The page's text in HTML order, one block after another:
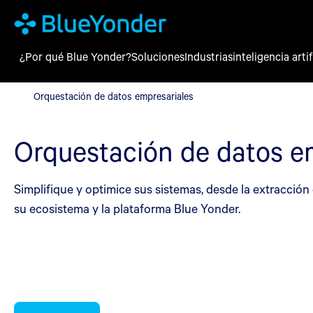
Orquestación de datos empresariales
¿Por qué Blue Yonder?SolucionesIndustriasinteligencia
Orquestación de datos empresariales
Orquestación de datos
Simplifique y optimice sus sistemas, desde la
su ecosistema y la plataforma Blue Yonder.